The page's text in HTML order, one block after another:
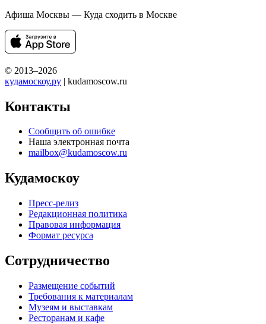
Афиша Москвы — Куда сходить в Москве
© 2013–2026
кудамоскоу.ру | kudamoscow.ru
Контакты
Сообщить об ошибке
Наша электронная почта
mailbox@kudamoscow.ru
Кудамоскоу
Пресс-релиз
Редакционная политика
Правовая информация
Формат ресурса
Сотрудничество
Размещение событий
Требования к материалам
Музеям и выставкам
Ресторанам и кафе